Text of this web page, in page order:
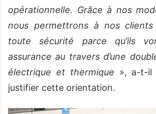
opérationnelle. Grâce à nos
nous permettrons à nos
toute sécurité parce qu’ils
assurance au travers d’une
électrique et thermique », a-t-il
justifier cette orientation.